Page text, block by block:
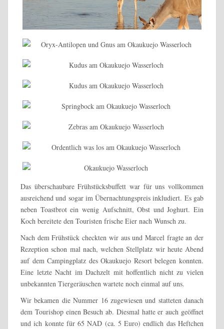
Das überschaubare Frühstücksbuffett war für uns vollkommen
ausreichend und sogar im Übernachtungspreis inkludiert. Es gab
neben Toastbrot ein wenig Aufschnitt, Obst und Joghurt. Ein
Koch bereitete den Touristen frische Eier nach Wunsch zu.
Nach dem Frühstück checkten wir aus und Marcel fragte an der
Rezeption schon mal nach, welchen Stellplatz wir heute Abend
auf dem Campingplatz des Okaukuejo Resort belegen konnten.
Eine letzte Nacht im Dachzelt mit hoffentlich nicht zu vielen
unbekannten Tiergeräuschen wartete noch einmal auf uns.
Wir bekamen die Nummer 16 zugewiesen und statteten danach
dem Tourishop einen Besuch ab. Diesmal hatte er auch geöffnet
und ich konnte für 65 NAD (ca. 5 Euro) endlich das Heftchen